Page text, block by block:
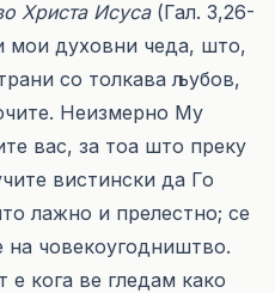
Христа Исуса (Гал. 3,26-
мои духовни чеда, што,
со толкава љубов,
Неизмерно Му
вас, за тоа што преку
вистински да Го
лажно и прелестно; се
на човекоугодништво.
е кога ве гледам како